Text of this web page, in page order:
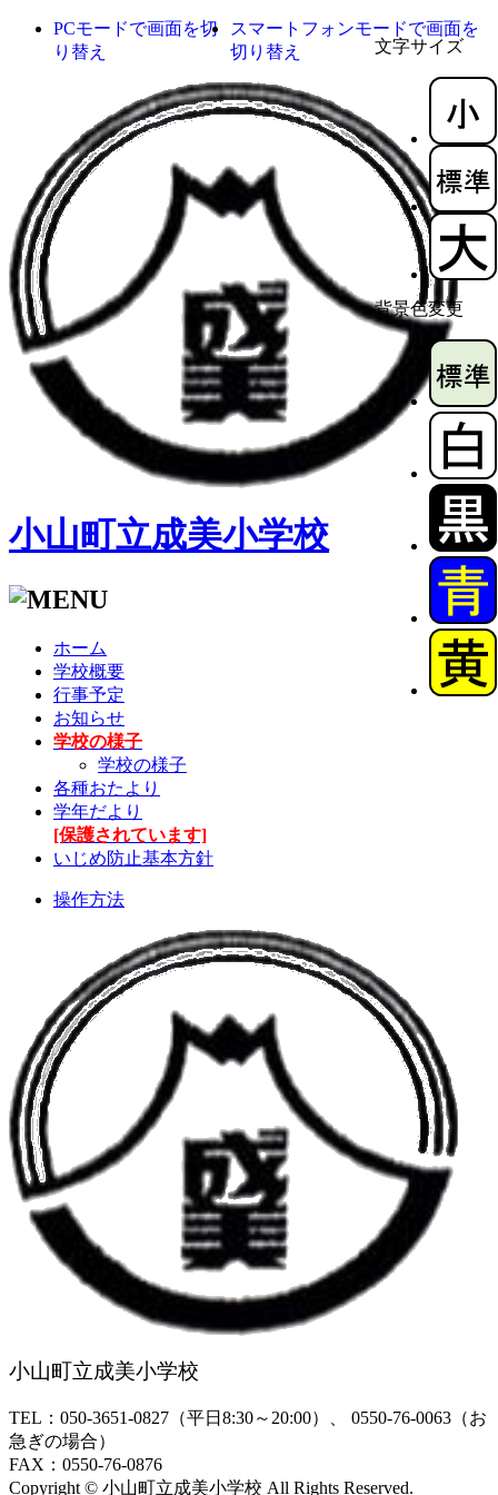
文字サイズ
背景色変更
PCモードで画面を切
り替え
スマートフォンモードで画面を
切り替え
小山町立成美小学校
ホーム
学校概要
行事予定
お知らせ
学校の様子
学校の様子
各種おたより
学年だより
[保護されています]
いじめ防止基本方針
操作方法
小山町立成美小学校
TEL：050-3651-0827（平日8:30～20:00）、 0550-76-0063（お
急ぎの場合）
FAX：0550-76-0876
Copyright © 小山町立成美小学校 All Rights Reserved.